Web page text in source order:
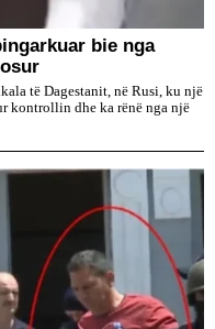
bie nga
të Dagestanit, në Rusi, ku një
kontrollin dhe ka rënë nga një